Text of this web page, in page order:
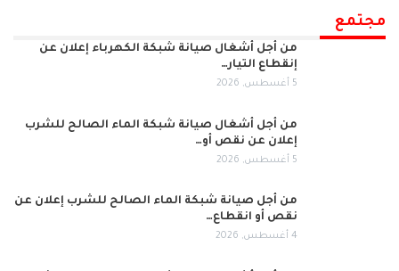
مجتمع
من أجل أشغال صيانة شبكة الكهرباء إعلان عن
إنقطاع التيار…
5 أغسطس, 2026
من أجل أشغال صيانة شبكة الماء الصالح للشرب
إعلان عن نقص أو…
5 أغسطس, 2026
من أجل صيانة شبكة الماء الصالح للشرب إعلان عن
نقص أو انقطاع…
4 أغسطس, 2026